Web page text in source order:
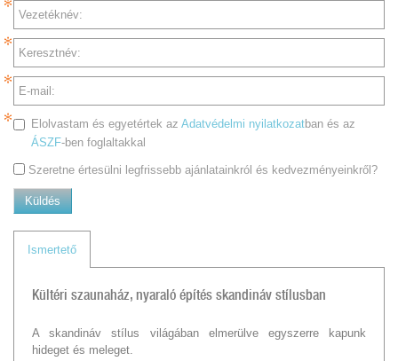
Vezetéknév:
Keresztnév:
E-mail:
Elolvastam és egyetértek az Adatvédelmi nyilatkozatban és az
ÁSZF-ben foglaltakkal
Szeretne értesülni legfrissebb ajánlatainkról és kedvezményeinkről?
Küldés
Ismertető
Kültéri szaunaház, nyaraló építés skandináv stílusban
A skandináv stílus világában elmerülve egyszerre kapunk
hideget és meleget.